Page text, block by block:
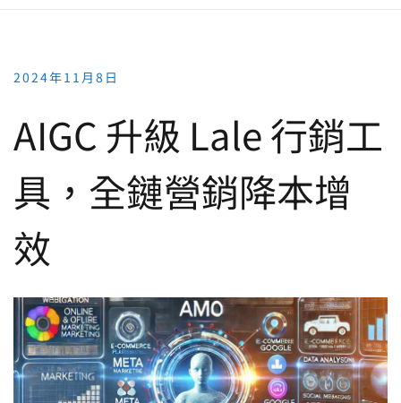
2024年11月8日
AIGC 升級 Lale 行銷工
具，全鏈營銷降本增
效